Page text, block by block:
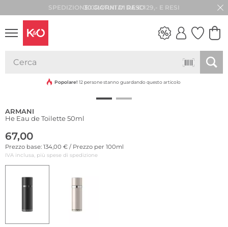
30 GIORNI DI RESO
VIBES
Popolare! 12 persone stanno guardando questo articolo
ARMANI
He Eau de Toilette 50ml
67,00
Prezzo base: 134,00 € / Prezzo per 100ml
IVA inclusa, più spese di spedizione